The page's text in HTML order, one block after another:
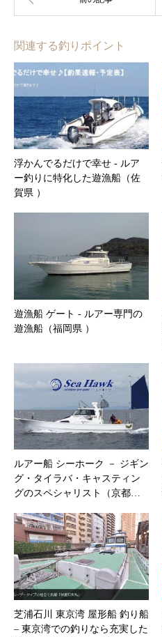
関連する釣りポイント
浮かんでるだけで幸せ ‐ ルア
ー釣りに特化した遊漁船（佐
賀県 ）
遊漁船 ゲート ‐ ルアー専門の
遊漁船（福岡県 ）
ルアー船 シーホーク － ジギン
グ・タイラバ・キャスティン
グのスペシャリスト（京都…
芝浦石川 東京湾 屋形船 釣り船
– 東京湾での釣りなら充実した